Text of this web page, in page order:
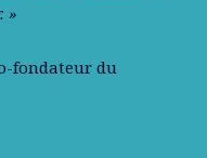
»
fondateur du